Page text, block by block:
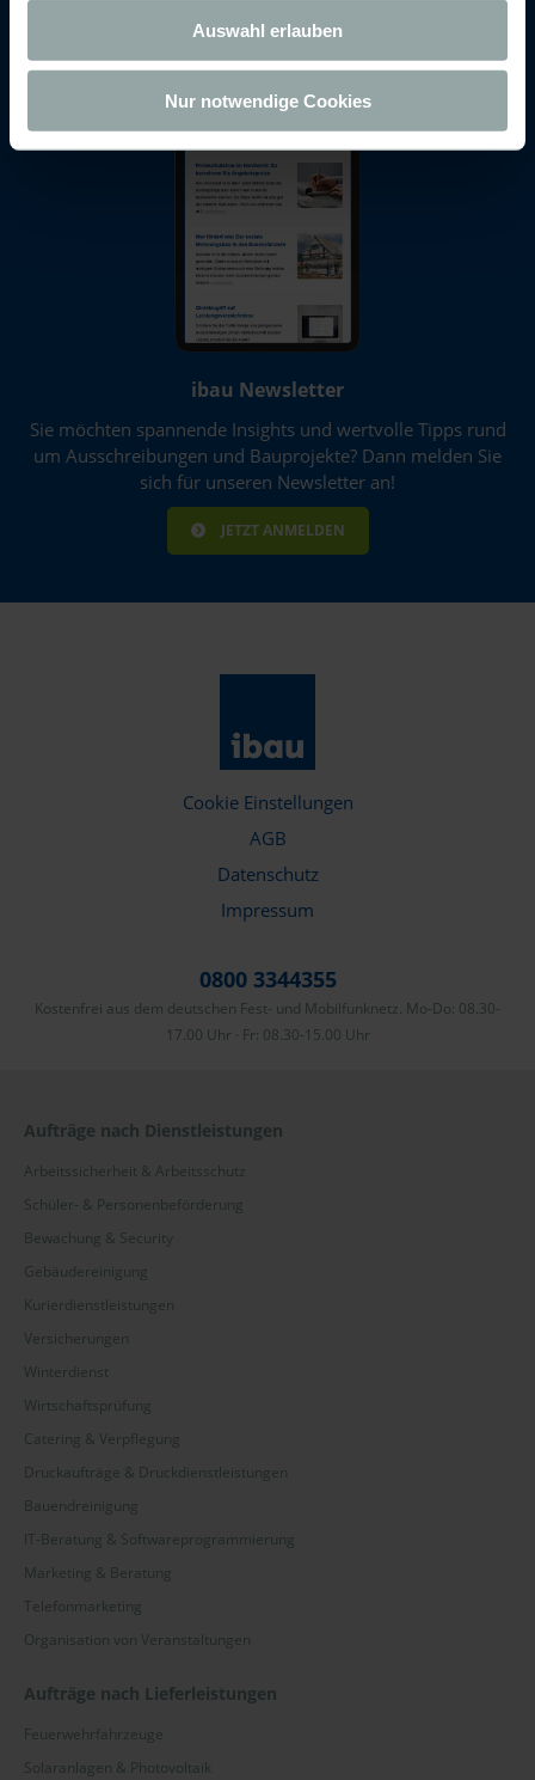
europäischen Datenschutzvorschriften ermöglichen.
um Ihre Einwilligung, die folgenden Cookies und
Verwendung von notwendigen Cookies zustimmen oder
hier Ihre individuelle Auswahl bestätigen. Ihre Einwilligung
widerrufen werden, indem Sie auf die Schaltfläche
Einstellungen am unteren Ende der Webseite klicken.
Weitere Informationen erhalten Sie in unserer
Datenschutzerklärungund imImpressum
Auswahl erlauben
Nur notwendige Cookies
Xing
ibau Newsletter
Sie möchten spannende Insights und wertvolle Tipps rund
um Ausschreibungen und Bauprojekte? Dann melden Sie
sich für unseren Newsletter an!
JETZT ANMELDEN
Cookie Einstellungen
AGB
Datenschutz
Impressum
0800 3344355
Kostenfrei aus dem deutschen Fest- und Mobilfunknetz. Mo-Do: 08.30-
17.00 Uhr · Fr: 08.30-15.00 Uhr
Aufträge nach Dienstleistungen
Arbeitssicherheit & Arbeitsschutz
Schüler- & Personenbeförderung
Bewachung & Security
Gebäudereinigung
Kurierdienstleistungen
Versicherungen
Winterdienst
Wirtschaftsprüfung
Catering & Verpflegung
Druckaufträge & Druckdienstleistungen
Bauendreinigung
IT-Beratung & Softwareprogrammierung
Marketing & Beratung
Telefonmarketing
Organisation von Veranstaltungen
Aufträge nach Lieferleistungen
Feuerwehrfahrzeuge
Solaranlagen & Photovoltaik